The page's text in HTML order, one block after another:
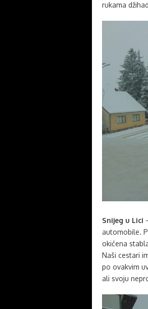
rukama
Snijeg u Lici
automobile.
okićena
Naši cestari
po ovakvim
ali svoju